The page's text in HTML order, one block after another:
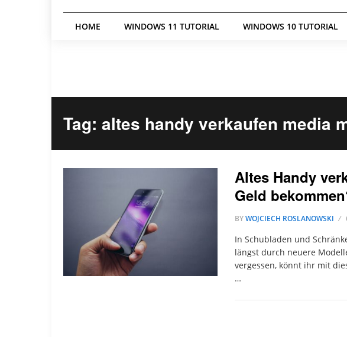
HOME WINDOWS 11 TUTORIAL WINDOWS 10 TUTORIAL
Tag: altes handy verkaufen media
Altes Handy
Geld
BYWOJCIECH ROSLANOWSKI
In Schubladen und
längst durch neuere
vergessen, könnt ihr mit
…